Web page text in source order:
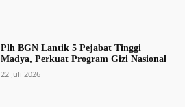
Plh BGN Lantik 5 Pejabat Tinggi
Madya, Perkuat Program Gizi Nasional
22 Juli 2026